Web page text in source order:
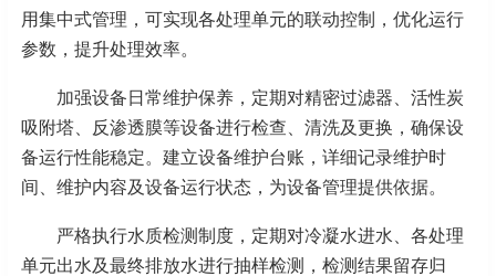
用集中式管理，可实现各处理单元的联动控制，优化运行
参数，提升处理效率。
加强设备日常维护保养，定期对精密过滤器、活性炭
吸附塔、反渗透膜等设备进行检查、清洗及更换，确保设
备运行性能稳定。建立设备维护台账，详细记录维护时
间、维护内容及设备运行状态，为设备管理提供依据。
严格执行水质检测制度，定期对冷凝水进水、各处理
单元出水及最终排放水进行抽样检测，检测结果留存归